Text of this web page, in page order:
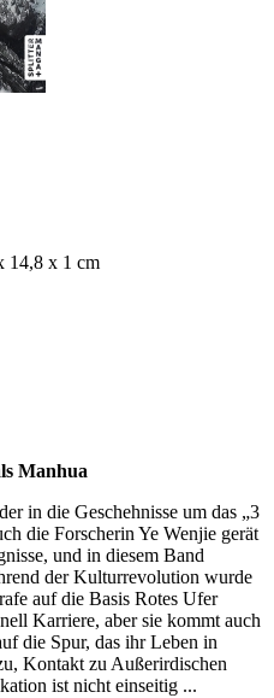
14,8 x 1 cm
Manhua
in die Geschehnisse um das „3
die Forscherin Ye Wenjie gerät
und in diesem Band
der Kulturrevolution wurde
auf die Basis Rotes Ufer
Karriere, aber sie kommt auch
die Spur, das ihr Leben in
Kontakt zu Außerirdischen
ist nicht einseitig ...